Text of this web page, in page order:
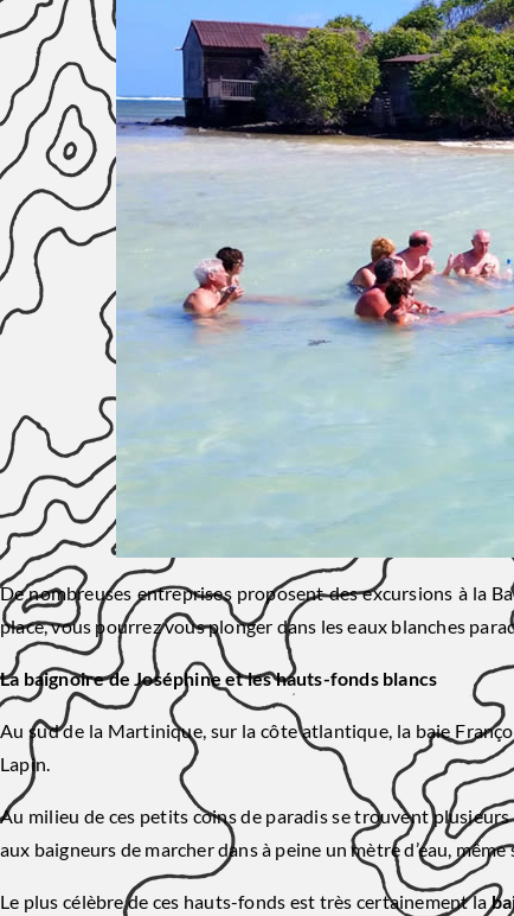
De nombreuses entreprises proposent des excursions à la
place, vous pourrez vous plonger dans les eaux blanches
La baignoire de Joséphine et les hauts-fonds blancs
Au sud de la Martinique, sur la côte atlantique, la baie
Lapin.
Au milieu de ces petits coins de paradis se trouvent
aux baigneurs de marcher dans à peine un mètre d’eau,
Le plus célèbre de ces hauts-fonds est très certainement la